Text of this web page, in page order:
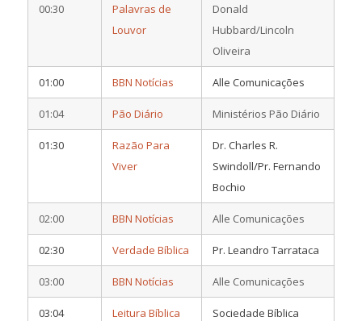
00:30
Palavras de
Louvor
Donald
Hubbard/Lincoln
Oliveira
01:00 BBN Notícias Alle Comunicações
01:04 Pão Diário Ministérios Pão Diário
01:30
Razão Para
Viver
Dr. Charles R.
Swindoll/Pr. Fernando
Bochio
02:00 BBN Notícias Alle Comunicações
02:30 Verdade Bíblica Pr. Leandro Tarrataca
03:00 BBN Notícias Alle Comunicações
03:04
Leitura Bíblica
Sociedade Bíblica